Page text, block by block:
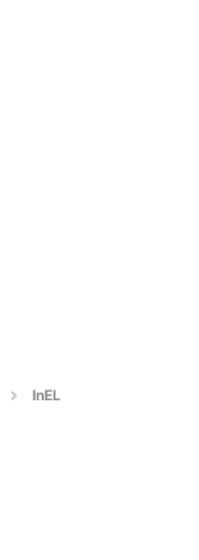
InEL